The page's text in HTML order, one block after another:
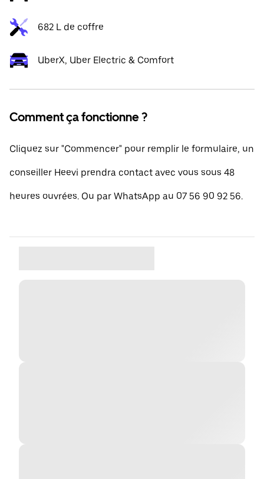
682 L de coffre
UberX, Uber Electric & Comfort
Comment ça fonctionne ?
Cliquez sur "Commencer" pour remplir le formulaire, un
conseiller Heevi prendra contact avec vous sous 48
heures ouvrées. Ou par WhatsApp au 07 56 90 92 56.